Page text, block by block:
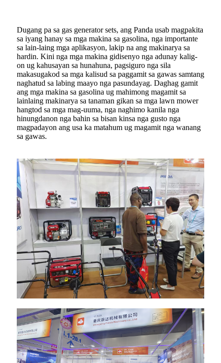
Dugang pa sa gas generator sets, ang Panda usab magpakita
sa iyang hanay sa mga makina sa gasolina, nga importante
sa lain-laing mga aplikasyon, lakip na ang makinarya sa
hardin. Kini nga mga makina gidisenyo nga adunay kalig-
on ug kahusayan sa hunahuna, pagsiguro nga sila
makasugakod sa mga kalisud sa paggamit sa gawas samtang
naghatud sa labing maayo nga pasundayag. Daghag gamit
ang mga makina sa gasolina ug mahimong magamit sa
lainlaing makinarya sa tanaman gikan sa mga lawn mower
hangtod sa mga mag-uuma, nga naghimo kanila nga
hinungdanon nga bahin sa bisan kinsa nga gusto nga
magpadayon ang usa ka matahum ug magamit nga wanang
sa gawas.